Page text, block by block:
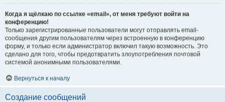
Когда я щёлкаю по ссылке «email», от меня требуют войти на
конференцию!
Только зарегистрированные пользователи могут отправлять email-
сообщения другим пользователям через встроенную в конференцию
форму, и только если администратор включил такую возможность. Это
сделано для того, чтобы предотвратить злоупотребления почтовой
системой анонимными пользователями.
Вернуться к началу
Создание сообщений